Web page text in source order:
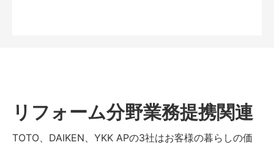
リフォーム分野業務提携関連
TOTO、DAIKEN、YKK APの3社はお客様の暮らしの価